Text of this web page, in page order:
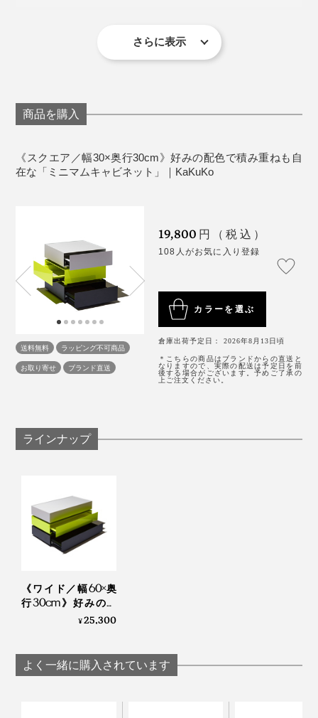
ノートパソコン派なら、デスク横にほしい分だけキャビ
ネットの積み上げも。A4サイズの書類は、本サイズの
コンパクトサイズだから、限られたテーブルのスペース
にも気軽に置けちゃいます。
コーヒーも抽出器具もお気に入りのカップも、まるご
と愛でたいのが、コーヒー好きあるある。
つくってくれます。
『KaKuKo』は天板のフチを3mm、コの字囲みで立ち上
そ難しく、約70年で培ったノウハウがなければ実現しな
かった美しさでもあります。
それを「工芸品」ではなく、すべて国内の自社工場で
「量産品」として狂いなく、丁寧に作り込む精度の高さ
『KaKuKo』は、いま注目のプロダクトデザイン事務
所・TENT（テント）がデザインを手がけました。
も問い合わせをして数ヶ月。ようやく船便で手に入れた
パウダー状の色粉を溶かし、吹き付けながら塗布する粉体塗料仕上げ
く、置くだけでモダン空間に。インテリアの主役にもな
る存在感でMONOCOのイチ推しです。
あれ、『KaKuKo』があれば、手の届く場所に定位置が
しかも、天板にお香やリフレッシャーミスト、植物を飾
れば、気分のアガるゾーンまでつくれちゃう。
自分の中で、見てアガるもの、アガらないけど必要なも
のを、ひとつのキャビネットで居場所をつくれるなん
て。今までの、収納ケースを選ぶ時の思考にまったくな
さらに表示
商品を購入
《スクエア／幅30×奥行30cm》好みの配色で積み重ねも自
在な「ミニマムキャビネット」｜KaKuKo
送料無料
ラッピング不可商品
お取り寄せ
ブランド直送
19,800 円（税込）
108人がお気に入り登録
カラーを選ぶ
倉庫出荷予定日： 2026年8月13日頃
＊こちらの商品はブランドからの直送と
なりますので、実際の配送は予定日を前
後する場合がございます。予めご了承の
上ご注文ください。
ラインナップ
《ワイド／幅60×奥
行30cm》好みの配
色で積み重ねも自在
¥25,300
よく一緒に購入されています